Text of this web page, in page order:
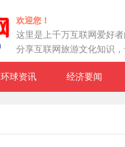
欢迎您！
这里是上千万互联网爱好者
分享互联网旅游文化知识
环球资讯 经济要闻